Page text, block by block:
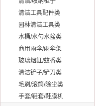
清洁工具配件类
园林清洁工具类
水桶/水勺水盆类
商用雨伞/雨伞架
玻璃烟缸/蚊香类
清洁铲子/铲刀类
毛刷/滚筒/除尘类
手套/鞋套/鞋膜机